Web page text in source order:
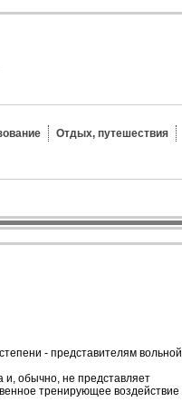
Отдых, путешествия
- представителям вольной
и, обычно, не представляет
тренирующее воздействие